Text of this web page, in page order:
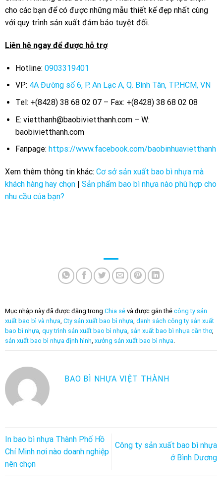
cho các bạn để có được những mẫu thiết kế đẹp nhất cùng
với quy trình sản xuất đảm bảo tuyệt đối.
Liên hệ ngay để được hỗ trợ
Hotline: 0903319401
VP: 4A Đường số 6, P. An Lạc A, Q. Bình Tân, TP.HCM, VN
Tel: +(8428) 38 68 02 07 – Fax: +(8428) 38 68 02 08
E: vietthanh@baobivietthanh.com – W:
baobivietthanh.com
Fanpage: https://www.facebook.com/baobinhuavietthanh
Xem thêm thông tin khác: Cơ sở sản xuất bao bì nhựa mà
khách hàng hay chọn | Sản phẩm bao bì nhựa nào phù hợp cho
nhu cầu của bạn?
Mục nhập này đã được đăng trong Chia sẻ và được gắn thẻ công ty sản
xuất bao bì và nhựa, Cty sản xuất bao bì nhựa, danh sách công ty sản xuất
bao bì nhựa, quy trình sản xuất bao bì nhựa, sản xuất bao bì nhựa cần thơ,
sản xuất bao bì nhựa định hình, xưởng sản xuất bao bì nhựa.
BAO BÌ NHỰA VIỆT THÀNH
In bao bì nhựa Thành Phố Hồ
Chí Minh nơi nào doanh nghiệp
nên chọn
Công ty sản xuất bao bì nhựa
ở Bình Dương